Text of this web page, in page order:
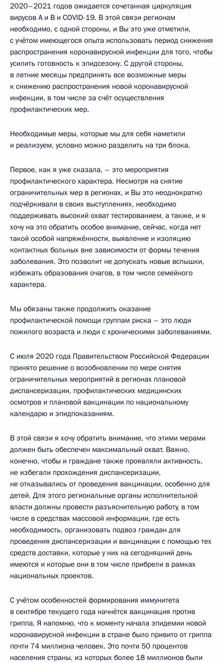
2020–2021 годов ожидается сочетанная циркуляция
вирусов A и B и COVID-19. В этой связи регионам
необходимо, с одной стороны, и Вы это уже отметили,
с учётом имеющегося опыта использовать период снижения
распространения коронавирусной инфекции для того, чтобы
усилить готовность к эпидсезону. С другой стороны,
в летние месяцы предпринять все возможные меры
к снижению распространения новой коронавирусной
инфекции, в том числе за счёт осуществления
профилактических мер.
Необходимые меры, которые мы для себя наметили
и реализуем, условно можно разделить на три блока.
Первое, как я уже сказала, – это мероприятия
профилактического характера. Несмотря на снятие
ограничительных мер в регионах, и Вы это неоднократно
подчёркивали в своих выступлениях, необходимо
поддерживать высокий охват тестированием, а также, и я
хочу на это обратить особое внимание, сейчас, когда нет
такой особой напряжённости, выявление и изоляцию
контактных больных вне зависимости от формы течения
заболевания. Это позволит не допускать новые вспышки,
избежать образования очагов, в том числе семейного
характера.
Мы обязаны также продолжить оказание
профилактической помощи группам риска – это люди
пожилого возраста и люди с хроническими заболеваниями.
С июля 2020 года Правительством Российской Федерации
принято решение о возобновлении по мере снятия
ограничительных мероприятий в регионах плановой
диспансеризации, профилактических медицинских
осмотров и плановой вакцинации по национальному
календарю и эпидпоказаниям.
В этой связи я хочу обратить внимание, что этими мерами
должен быть обеспечен максимальный охват. Важно,
конечно, чтобы и граждане также проявляли активность,
не избегали прохождения диспансеризации,
не отказывались от проведения вакцинации, особенно для
детей. Для этого региональные органы исполнительной
власти должны провести разъяснительную работу, в том
числе в средствах массовой информации, где есть
необходимость, организовать подвоз граждан для
проведения диспансеризации и вакцинации с помощью тех
средств доставки, которые у них на сегодняшний день
имеются и которые они в том числе прибрели в рамках
национальных проектов.
С учётом особенностей формирования иммунитета
в сентябре текущего года начнётся вакцинация против
гриппа. Я напомню, что к моменту начала эпидемии новой
коронавирусной инфекции в стране было привито от гриппа
почти 74 миллиона человек. Это почти 50 процентов
населения страны, из которых более 18 миллионов были